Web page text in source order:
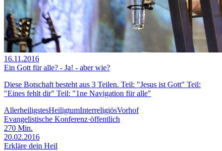
16.11.2016
Ein Gott für alle? - Ja! - aber wie?
Diese Botschaft besteht aus 3 Teilen. Teil: "Jesus ist Gott" Teil:
"Eines fehlt dir" Teil: "1ne Navigation für alle"
AllerheiligstesHeiligtumInterreligiösVorhof
Evangelistische Konferenz·öffentlich
270 Min.
20.02.2016
Erkläre dein Heil